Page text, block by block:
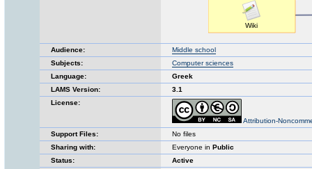
Audience:
Middle school
Subjects:
Computer sciences
Language:
Greek
LAMS Version:
3.1
License:
Attribution-
Support Files:
No files
Sharing with:
Everyone in Public
Status:
Active